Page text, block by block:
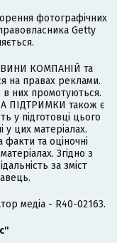
фотографічних
Getty
КОМПАНІЙ та
на правах реклами.
в них промотуються.
ПІДТРИМКИ також є
у підготовці цього
у цих матеріалах.
факти та оціночні
Згідно з
за зміст
медіа - R40-02163.